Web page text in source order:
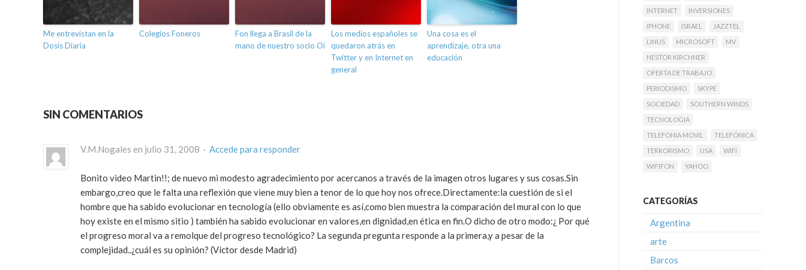
Me entrevistan en la
Dosis Diaria
Colegios Foneros
Fon llega a Brasil de la
mano de nuestro socio Oi
Los medios españoles se
quedaron atrás en
Twitter y en Internet en
general
Una cosa es el
aprendizaje, otra una
educación
SIN COMENTARIOS
V.M.Nogales en julio 31, 2008 · Accede para responder
Bonito video Martin!!; de nuevo mi modesto agradecimiento por acercanos a través de la imagen otros lugares y sus cosas.Sin
embargo,creo que le falta una reflexión que viene muy bien a tenor de lo que hoy nos ofrece.Directamente:la cuestión de si el
hombre que ha sabido evolucionar en tecnología (ello obviamente es así,como bien muestra la comparación del mural con lo que
hoy existe en el mismo sitio ) también ha sabido evolucionar en valores,en dignidad,en ética en fin.O dicho de otro modo:¿ Por qué
el progreso moral va a remolque del progreso tecnológico? La segunda pregunta responde a la primera,y a pesar de la
complejidad..¿cuál es su opinión? (Víctor desde Madrid)
INTERNET
INVERSIONES
IPHONE
ISRAEL
JAZZTEL
LINUS
MICROSOFT
MV
NESTOR KIRCHNER
OFERTA DE TRABAJO
PERIODISMO
SKYPE
SOCIEDAD
SOUTHERN WINDS
TECNOLOGIA
TELEFONIA MOVIL
TELEFÓNICA
TERRORISMO
USA
WIFI
WIFIFON
YAHOO
CATEGORÍAS
Argentina
arte
Barcos